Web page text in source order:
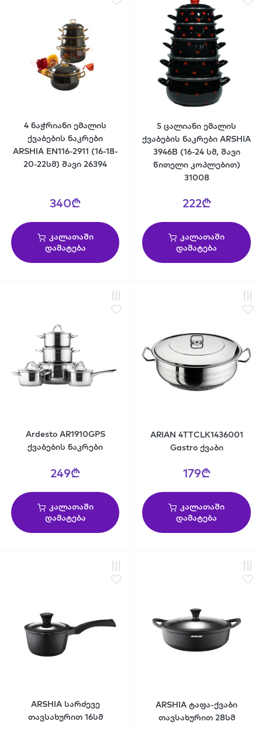
4 ნაჭრიანი ემალის
ქვაბების ნაკრები
ARSHIA EN116-2911 (16-18-
20-22სმ) შავი 26394
340₾
კალათაში
დამატება
5 ცალიანი ემალის
ქვაბების ნაკრები ARSHIA
3946B (16-24 სმ, შავი
წითელი კოპლებით)
31008
222₾
კალათაში
დამატება
Ardesto AR1910GPS
ქვაბების ნაკრები
249₾
კალათაში
დამატება
ARIAN 4TTCLK1436001
Gastro ქვაბი
179₾
კალათაში
დამატება
ARSHIA სარძევე
თავსახურით 16სმ
ARSHIA ტაფა-ქვაბი
თავსახურით 28სმ